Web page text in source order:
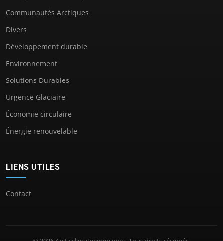
Communautés Arctiques
Divers
Développement durable
Environnement
Solutions Durables
Urgence Glaciaire
Économie circulaire
Énergie renouvelable
LIENS UTILES
Contact